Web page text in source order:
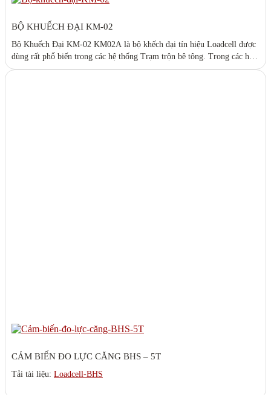
BỘ KHUẾCH ĐẠI KM-02
Bộ Khuếch Đại KM-02 KM02A là bộ khếch đại tín hiệu Loadcell được
dùng rất phổ biến trong các hệ thống Trạm trộn bê tông. Trong các hệ
thống điều khiển trạm trộn bê tông, ngoài việc sử dụng đầu cân hiển thị
CẢM BIẾN ĐO LỰC CĂNG BHS – 5T
Tải tài liệu: Loadcell-BHS